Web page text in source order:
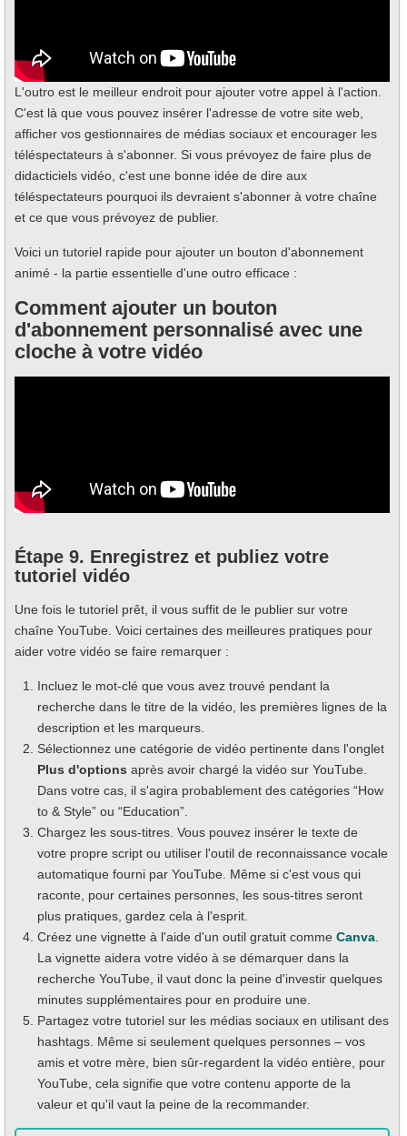
L'outro est le meilleur endroit pour ajouter votre appel à l'action.
C'est là que vous pouvez insérer l'adresse de votre site web,
afficher vos gestionnaires de médias sociaux et encourager les
téléspectateurs à s'abonner. Si vous prévoyez de faire plus de
didacticiels vidéo, c'est une bonne idée de dire aux
téléspectateurs pourquoi ils devraient s'abonner à votre chaîne
et ce que vous prévoyez de publier.
Voici un tutoriel rapide pour ajouter un bouton d'abonnement
animé - la partie essentielle d'une outro efficace :
Comment ajouter un bouton
d'abonnement personnalisé avec une
cloche à votre vidéo
Étape 9. Enregistrez et publiez votre
tutoriel vidéo
Une fois le tutoriel prêt, il vous suffit de le publier sur votre
chaîne YouTube. Voici certaines des meilleures pratiques pour
aider votre vidéo se faire remarquer :
Incluez le mot-clé que vous avez trouvé pendant la
recherche dans le titre de la vidéo, les premières lignes de la
description et les marqueurs.
Sélectionnez une catégorie de vidéo pertinente dans l'onglet
Plus d'options après avoir chargé la vidéo sur YouTube.
Dans votre cas, il s'agira probablement des catégories “How
to & Style” ou “Education”.
Chargez les sous-titres. Vous pouvez insérer le texte de
votre propre script ou utiliser l'outil de reconnaissance vocale
automatique fourni par YouTube. Même si c'est vous qui
raconte, pour certaines personnes, les sous-titres seront
plus pratiques, gardez cela à l'esprit.
Créez une vignette à l'aide d'un outil gratuit comme Canva
La vignette aidera votre vidéo à se démarquer dans la
recherche YouTube, il vaut donc la peine d'investir quelques
minutes supplémentaires pour en produire une.
Partagez votre tutoriel sur les médias sociaux en utilisant des
hashtags. Même si seulement quelques personnes – vos
amis et votre mère, bien sûr-regardent la vidéo entière, pour
YouTube, cela signifie que votre contenu apporte de la
valeur et qu'il vaut la peine de la recommander.